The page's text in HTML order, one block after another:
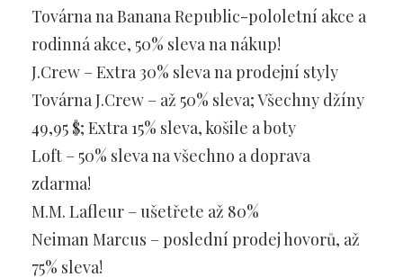
Továrna na Banana Republic-pololetní akce a
rodinná akce, 50% sleva na nákup!
J.Crew – Extra 30% sleva na prodejní styly
Továrna J.Crew – až 50% sleva; Všechny džíny
49,95 $; Extra 15% sleva, košile a boty
Loft – 50% sleva na všechno a doprava
zdarma!
M.M. Lafleur – ušetřete až 80%
Neiman Marcus – poslední prodej hovorů, až
75% sleva!